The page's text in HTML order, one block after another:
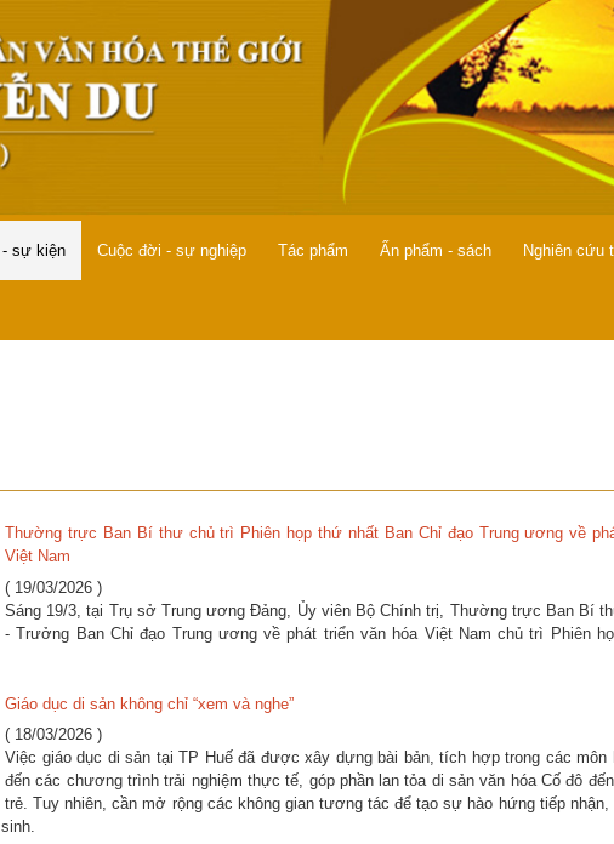
sự kiện Cuộc đời - sự nghiệp Tác phẩm Ấn phẩm - sách Nghiên cứu
Thường trực Ban Bí thư chủ trì Phiên họp thứ nhất Ban Chỉ đạo Trung ương về
Việt Nam
( 19/03/2026 )
Sáng 19/3, tại Trụ sở Trung ương Đảng, Ủy viên Bộ Chính trị, Thường trực Ban Bí
- Trưởng Ban Chỉ đạo Trung ương về phát triển văn hóa Việt Nam chủ trì Phiên
Giáo dục di sản không chỉ “xem và nghe”
( 18/03/2026 )
Việc giáo dục di sản tại TP Huế đã được xây dựng bài bản, tích hợp trong các môn
đến các chương trình trải nghiệm thực tế, góp phần lan tỏa di sản văn hóa Cố đô
trẻ. Tuy nhiên, cần mở rộng các không gian tương tác để tạo sự hào hứng tiếp nhận,